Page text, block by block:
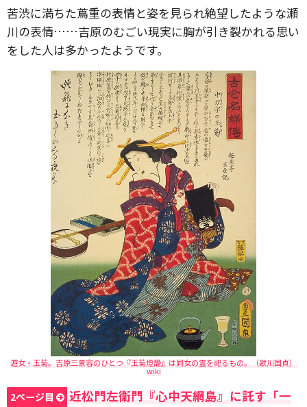
苦渋に満ちた蔦重の表情と姿を見られ絶望したような瀬
川の表情……吉原のむごい現実に胸が引き裂かれる思い
をした人は多かったようです。
遊女・玉菊。吉原三景容のひとつ『玉菊燈籠』は同女の霊を祀るもの。（歌川国貞）
wiki
2ページ目
近松門左衛門『心中天網島』に託す「一